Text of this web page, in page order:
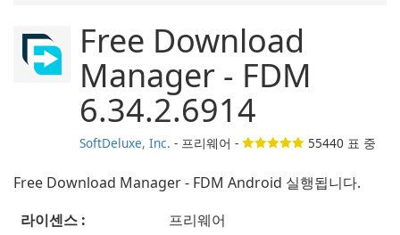
Free Download
Manager - FDM
6.34.2.6914
SoftDeluxe, Inc. - 프리웨어 - 55440 표 중
Free Download Manager - FDM Android 실행됩니다.
라이센스 :
프리웨어